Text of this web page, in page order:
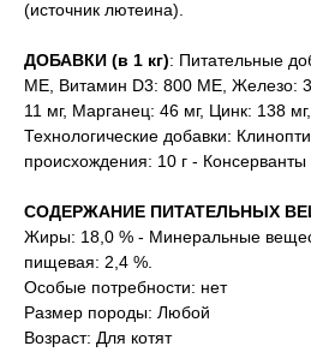
(источник лютеина).
ДОБАВКИ (в 1 кг): Питательные
ME, Витамин D3: 800 ME, Железо:
11 мг, Марганец: 46 мг, Цинк: 138
Технологические добавки:
происхождения: 10 г - Консерванты
СОДЕРЖАНИЕ ПИТАТЕЛЬНЫХ
Жиры: 18,0 % - Минеральные
пищевая: 2,4 %.
Особые потребности: нет
Размер породы: Любой
Возраст: Для котят